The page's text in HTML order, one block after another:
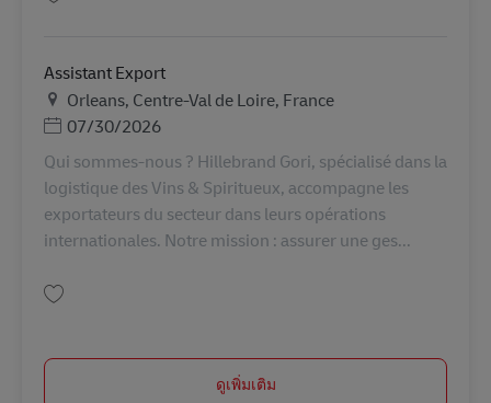
Assistant Export
สถานที่
Orleans, Centre-Val de Loire, France
Posted Date
07/30/2026
Qui sommes-nous ? Hillebrand Gori, spécialisé dans la
logistique des Vins & Spiritueux, accompagne les
exportateurs du secteur dans leurs opérations
internationales. Notre mission : assurer une ges...
ดูเพิ่มเติม